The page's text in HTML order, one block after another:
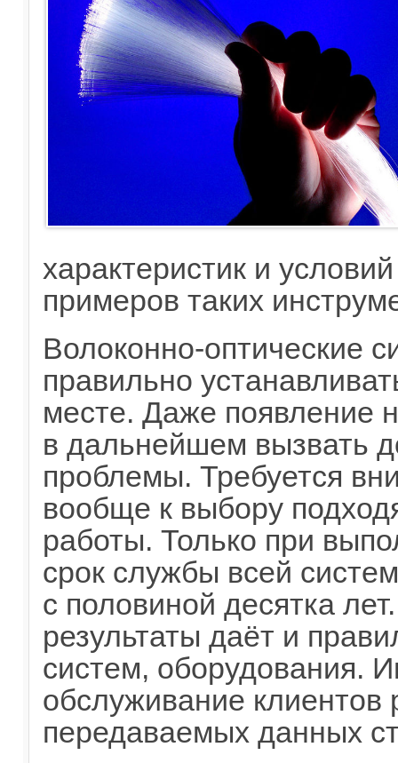
характеристик и
примеров таких
Волоконно-оптические
правильно
месте. Даже появление
в дальнейшем вызвать
проблемы. Требуется
вообще к выбору
работы. Только при
срок службы всей
с половиной десятка
результаты даёт и
систем, оборудования.
обслуживание клиентов
передаваемых данных